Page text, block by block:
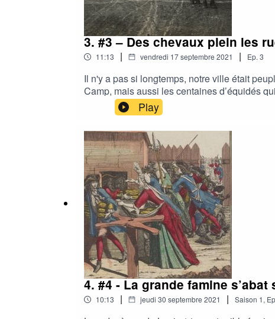
3. #3 – Des chevaux plein les
11:13 | vendredi 17 septembre 2021 | Ep. 3
Il n'y a pas si longtemps, notre ville était
Camp, mais aussi les centaines d’équidés
Play
4. #4 - La grande famine
10:13 | jeudi 30 septembre 2021 | Saison 1,